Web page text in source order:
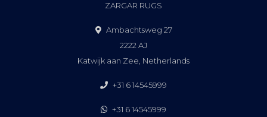
ZARGAR RUGS
Ambachtsweg 27
2222 AJ
Katwijk aan Zee, Netherlands
+31 6 14545999
+31 6 14545999